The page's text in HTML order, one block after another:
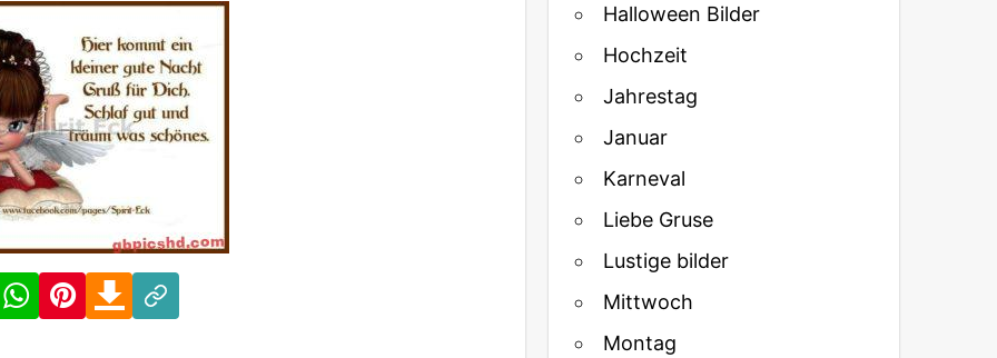
WhatsAppPinterestDownload
Link
Halloween Bilder
Hochzeit
Jahrestag
Januar
Karneval
Liebe Gruse
Lustige bilder
Mittwoch
Montag